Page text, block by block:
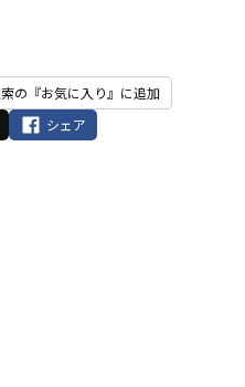
の『お気に入り』に追加
シェア